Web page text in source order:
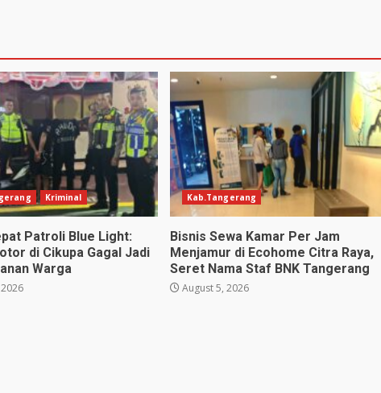
Kriminal
Patroli Blue Light:
di Cikupa Gagal Jadi
Warga
Kab.Tangerang
Bisnis Sewa Kamar Per Jam
Menjamur di Ecohome Citra Raya,
Seret Nama Staf BNK Tangerang
August 5, 2026